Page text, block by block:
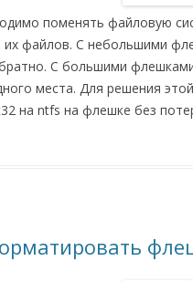
поменять файловую
их файлов. С небольшими
С большими
места. Для решения
на ntfs на флешке без